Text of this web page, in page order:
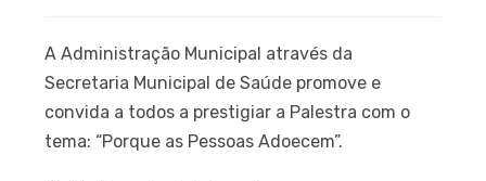
A Administração Municipal através da
Secretaria Municipal de Saúde promove e
convida a todos a prestigiar a Palestra com o
tema: “Porque as Pessoas Adoecem”.